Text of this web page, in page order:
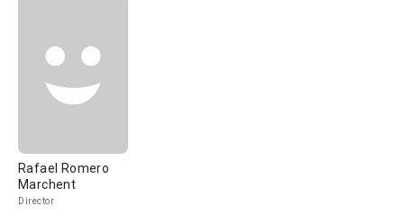
Rafael Romero
Marchent
Director